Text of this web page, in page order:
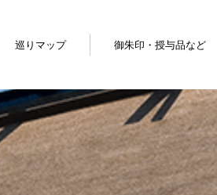
巡りマップ 御朱印・授与品など